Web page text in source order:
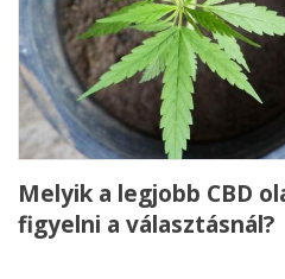
Melyik a legjobb CBD
figyelni a választásnál?